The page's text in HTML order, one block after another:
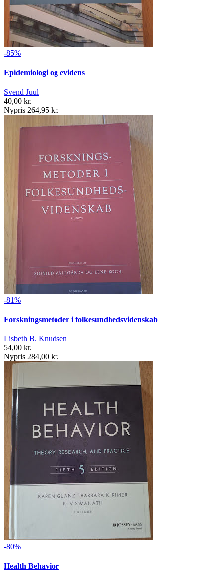
-85%
Epidemiologi og evidens
Svend Juul
40,00 kr.
Nypris 264,95 kr.
-81%
Forskningsmetoder i folkesundhedsvidenskab
Lisbeth B. Knudsen
54,00 kr.
Nypris 284,00 kr.
-80%
Health Behavior